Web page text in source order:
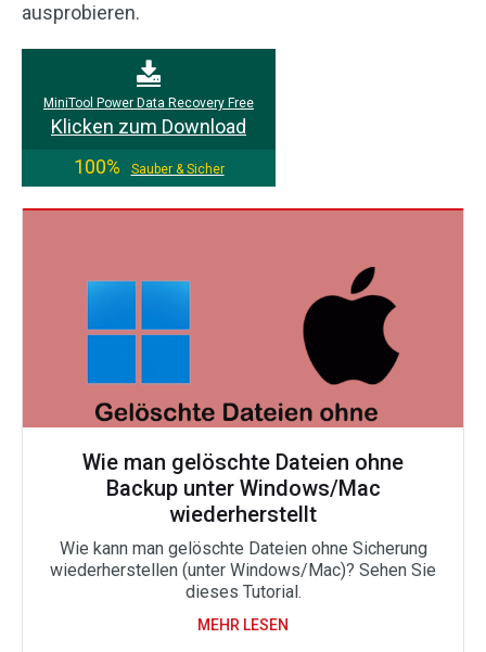
ausprobieren.
MiniTool Power Data Recovery Free
Klicken zum Download
100%
Sauber & Sicher
Wie man gelöschte Dateien ohne
Backup unter Windows/Mac
wiederherstellt
Wie kann man gelöschte Dateien ohne Sicherung
wiederherstellen (unter Windows/Mac)? Sehen Sie
dieses Tutorial.
MEHR LESEN